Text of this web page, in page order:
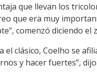
que llevan los
que era muy
comenzó diciendo el
clásico, Coelho se
y hacer fuertes”,